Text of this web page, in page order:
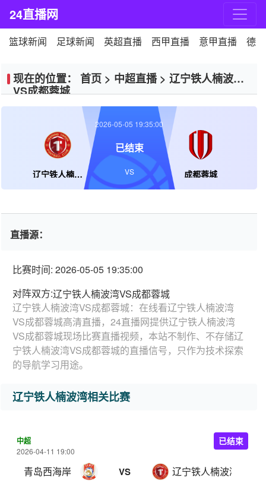
24直播网
篮球新闻 足球新闻 英超直播 西甲直播 意甲直播 德
现在的位置： 首页 > 中超直播> 辽宁铁人楠波湾
VS成都蓉城
辽宁铁人楠波湾 成都蓉城
2026-05-05 19:35:00
已结束
VS
直播源：
比赛时间: 2026-05-05 19:35:00
对阵双方:辽宁铁人楠波湾VS成都蓉城
辽宁铁人楠波湾VS成都蓉城：在线看辽宁铁人楠波湾
VS成都蓉城高清直播，24直播网提供辽宁铁人楠波湾
VS成都蓉城现场比赛直播视频，本站不制作、不存储辽
宁铁人楠波湾VS成都蓉城的直播信号，只作为技术探索
的导航学习用途。
辽宁铁人楠波湾相关比赛
中超
2026-04-11 19:00
青岛西海岸 VS 辽宁铁人楠波湾
已结束